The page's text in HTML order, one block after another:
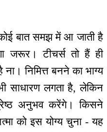
बात समझ में आ जाती है
जरूर। टीचर्स तो हैं ही
निमित्त बनने का भाग्य
साधारण लगता है, लेकिन
अनुभव करेंगे। किसने
को इस योग्य चुना - यह